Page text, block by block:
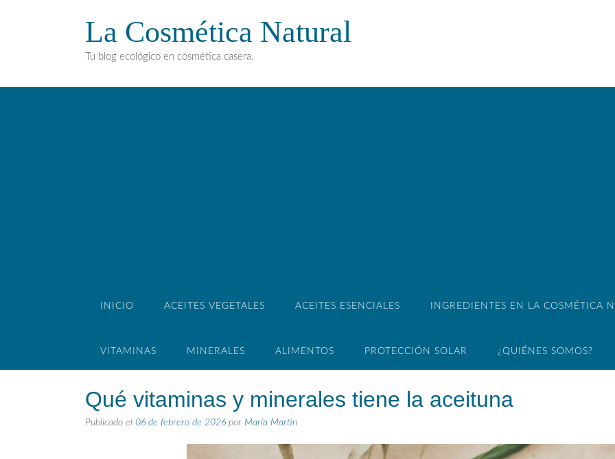
La Cosmética Natural
Tu blog ecológico en cosmética casera.
INICIO ACEITES VEGETALES ACEITES ESENCIALES INGREDIENTES EN LA COSMÉTICA
VITAMINAS MINERALES ALIMENTOS PROTECCIÓN SOLAR ¿QUIÉNES SOMOS?
Qué vitaminas y minerales tiene la aceituna
Publicado el 06 de febrero de 2026 por María Martín